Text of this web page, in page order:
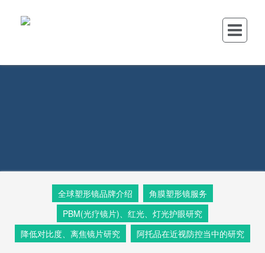
全球塑形镜品牌介绍
角膜塑形镜服务
PBM(光疗镜片)、红光、灯光护眼研究
降低对比度、离焦镜片研究
阿托品在近视防控当中的研究